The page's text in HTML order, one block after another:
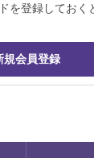
を登録しておく